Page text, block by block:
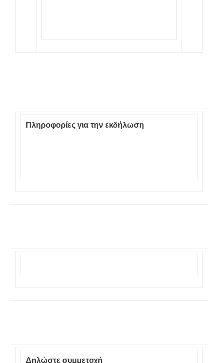
Πληροφορίες για την εκδήλωση
Δηλώστε συμμετοχή